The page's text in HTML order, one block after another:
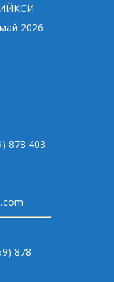
2026
878 403
878